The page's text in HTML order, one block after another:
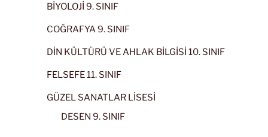
BİYOLOJİ 9. SINIF
COĞRAFYA 9. SINIF
DİN KÜLTÜRÜ VE AHLAK BİLGİSİ 10. SINIF
FELSEFE 11. SINIF
GÜZEL SANATLAR LİSESİ
DESEN 9. SINIF